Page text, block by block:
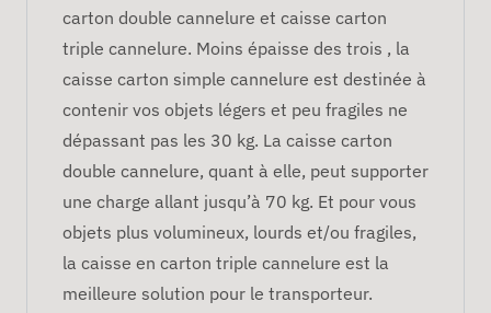
carton double cannelure et caisse carton
triple cannelure. Moins épaisse des trois , la
caisse carton simple cannelure est destinée à
contenir vos objets légers et peu fragiles ne
dépassant pas les 30 kg. La caisse carton
double cannelure, quant à elle, peut supporter
une charge allant jusqu’à 70 kg. Et pour vous
objets plus volumineux, lourds et/ou fragiles,
la caisse en carton triple cannelure est la
meilleure solution pour le transporteur.